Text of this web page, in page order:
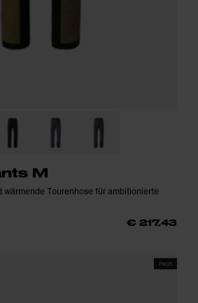
M
Tourenhose für ambitionierte
€ 217,43
FW25